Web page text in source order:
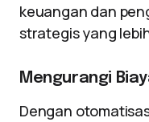
keuangan dan
strategis yang
Mengurangi
Dengan